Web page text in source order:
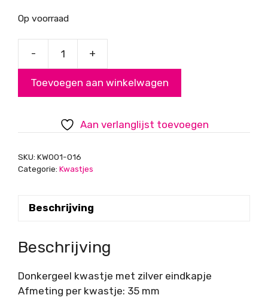
Op voorraad
-
met
eindkap,
35
+
Toevoegen aan winkelwagen
Aan verlanglijst toevoegen
SKU: KW001-016
Categorie: Kwastjes
Beschrijving
Beschrijving
Donkergeel kwastje met zilver eindkapje
Afmeting per kwastje: 35 mm